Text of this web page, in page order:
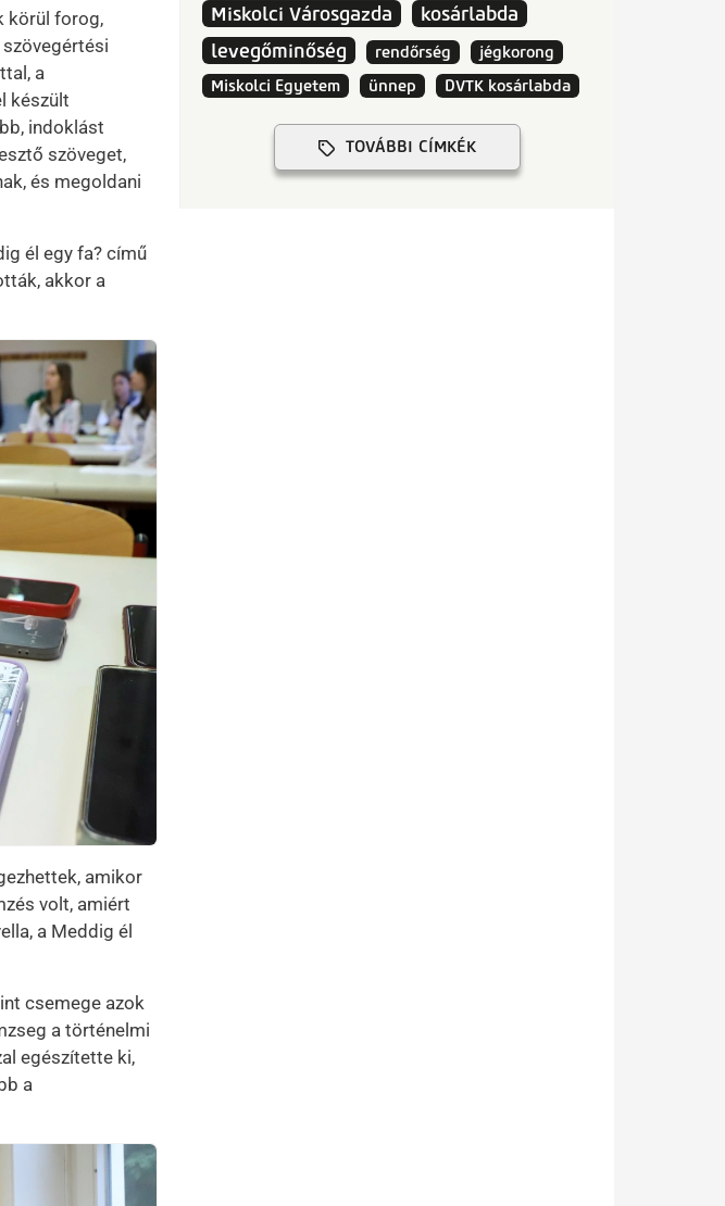
körül forog,
a
készült
indoklást
szöveget,
és megoldani
él egy fa? című
akkor a
amikor
volt, amiért
a Meddig él
csemege azok
a történelmi
egészítette ki,
a
Miskolci Városgazda
kosárlabda
levegőminőség
rendőrség
jégkorong
Miskolci Egyetem
ünnep DVTK kosárlabda
TOVÁBBI CÍMKÉK